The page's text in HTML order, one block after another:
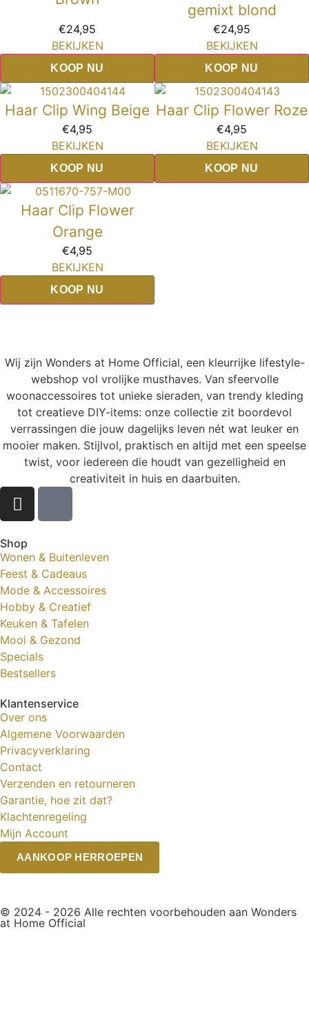
€24,95
BEKIJKEN
KOOP NU
gemixt blond
€24,95
BEKIJKEN
KOOP NU
Haar Clip Wing Beige
€4,95
BEKIJKEN
KOOP NU
Haar Clip Flower Roze
€4,95
BEKIJKEN
KOOP NU
Haar Clip Flower
Orange
€4,95
BEKIJKEN
KOOP NU
Wij zijn Wonders at Home Official, een kleurrijke lifestyle-
webshop vol vrolijke musthaves. Van sfeervolle
woonaccessoires tot unieke sieraden, van trendy kleding
tot creatieve DIY-items: onze collectie zit boordevol
verrassingen die jouw dagelijks leven nét wat leuker en
mooier maken. Stijlvol, praktisch en altijd met een speelse
twist, voor iedereen die houdt van gezelligheid en
creativiteit in huis en daarbuiten.
Shop
Wonen & Buitenleven
Feest & Cadeaus
Mode & Accessoires
Hobby & Creatief
Keuken & Tafelen
Mooi & Gezond
Specials
Bestsellers
Klantenservice
Over ons
Algemene Voorwaarden
Privacyverklaring
Contact
Verzenden en retourneren
Garantie, hoe zit dat?
Klachtenregeling
Mijn Account
AANKOOP HERROEPEN
© 2024 - 2026 Alle rechten voorbehouden aan Wonders
at Home Official